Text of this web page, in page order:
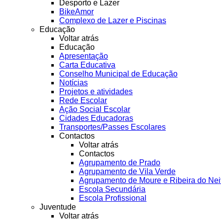
Desporto e Lazer
BikeAmor
Complexo de Lazer e Piscinas
Educação
Voltar atrás
Educação
Apresentação
Carta Educativa
Conselho Municipal de Educação
Notícias
Projetos e atividades
Rede Escolar
Ação Social Escolar
Cidades Educadoras
Transportes/Passes Escolares
Contactos
Voltar atrás
Contactos
Agrupamento de Prado
Agrupamento de Vila Verde
Agrupamento de Moure e Ribeira do
Escola Secundária
Escola Profissional
Juventude
Voltar atrás